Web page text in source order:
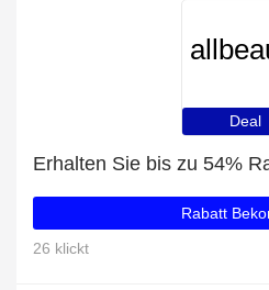
Deal
Erhalten Sie bis zu 54%
Rabatt
26 klickt